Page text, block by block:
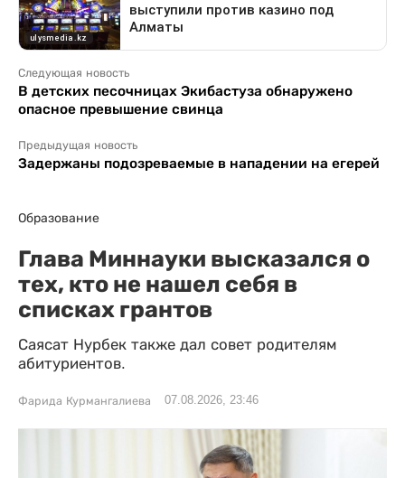
Следующая новость
В детских песочницах Экибастуза обнаружено
опасное превышение свинца
Предыдущая новость
Задержаны подозреваемые в нападении на егерей
Образование
Глава Миннауки высказался о
тех, кто не нашел себя в
списках грантов
Саясат Нурбек также дал совет родителям
абитуриентов.
Фарида Курмангалиева 07.08.2026, 23:46